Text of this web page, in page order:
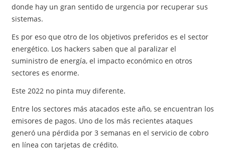
donde hay un gran sentido de urgencia por recuperar sus
sistemas.
Es por eso que otro de los objetivos preferidos es el sector
energético. Los hackers saben que al paralizar el
suministro de energía, el impacto económico en otros
sectores es enorme.
Este 2022 no pinta muy diferente.
Entre los sectores más atacados este año, se encuentran los
emisores de pagos. Uno de los más recientes ataques
generó una pérdida por 3 semanas en el servicio de cobro
en línea con tarjetas de crédito.